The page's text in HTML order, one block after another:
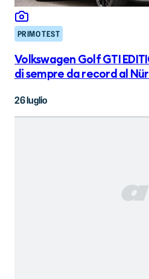
PRIMO TEST
Volkswagen Golf GTI
di sempre da record al
26 luglio